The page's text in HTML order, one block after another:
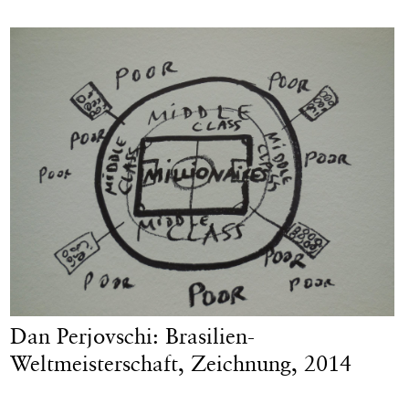
Dan Perjovschi: Brasilien-
Weltmeisterschaft, Zeichnung, 2014